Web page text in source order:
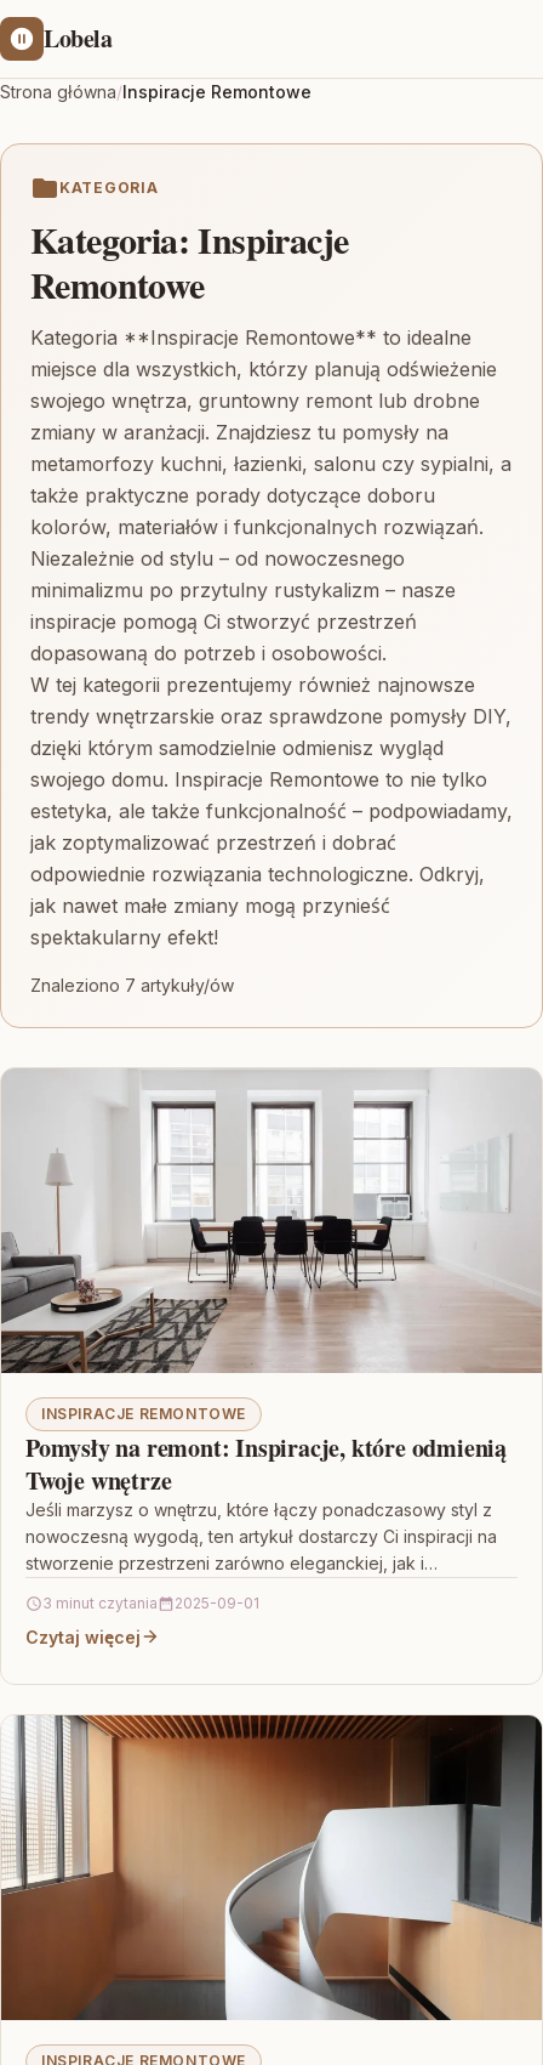
Lobela
Strona główna/Inspiracje Remontowe
KATEGORIA
Kategoria:Inspiracje
Remontowe
Kategoria **Inspiracje Remontowe** to idealne
miejsce dla wszystkich, którzy planują odświeżenie
swojego wnętrza, gruntowny remont lub drobne
zmiany w aranżacji. Znajdziesz tu pomysły na
metamorfozy kuchni, łazienki, salonu czy sypialni, a
także praktyczne porady dotyczące doboru
kolorów, materiałów i funkcjonalnych rozwiązań.
Niezależnie od stylu – od nowoczesnego
minimalizmu po przytulny rustykalizm – nasze
inspiracje pomogą Ci stworzyć przestrzeń
dopasowaną do potrzeb i osobowości.
W tej kategorii prezentujemy również najnowsze
trendy wnętrzarskie oraz sprawdzone pomysły DIY,
dzięki którym samodzielnie odmienisz wygląd
swojego domu. Inspiracje Remontowe to nie tylko
estetyka, ale także funkcjonalność – podpowiadamy,
jak zoptymalizować przestrzeń i dobrać
odpowiednie rozwiązania technologiczne. Odkryj,
jak nawet małe zmiany mogą przynieść
spektakularny efekt!
Znaleziono 7 artykuły/ów
INSPIRACJE REMONTOWE
Pomysły na remont: Inspiracje, które odmienią
Twoje wnętrze
Jeśli marzysz o wnętrzu, które łączy ponadczasowy styl z
nowoczesną wygodą, ten artykuł dostarczy Ci inspiracji na
stworzenie przestrzeni zarówno eleganckiej, jak i
3 minut czytania 2025-09-01
Czytaj więcej
INSPIRACJE REMONTOWE